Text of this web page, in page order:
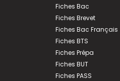
Fiches Bac
Fiches Brevet
Fiches Bac Français
Fiches BTS
Fiches Prépa
Fiches BUT
Fiches PASS